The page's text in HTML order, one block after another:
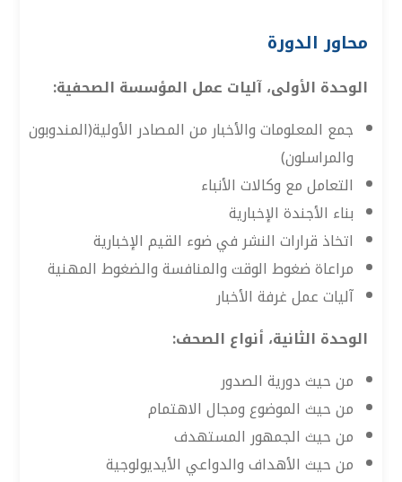
محاور الدورة
الوحدة الأولى، آليات عمل المؤسسة الصحفية:
جمع المعلومات والأخبار من المصادر الأولية(المندوبون
والمراسلون)
التعامل مع وكالات الأنباء
بناء الأجندة الإخبارية
اتخاذ قرارات النشر في ضوء القيم الإخبارية
مراعاة ضغوط الوقت والمنافسة والضغوط المهنية
آليات عمل غرفة الأخبار
الوحدة الثانية، أنواع الصحف:
من حيث دورية الصدور
من حيث الموضوع ومجال الاهتمام
من حيث الجمهور المستهدف
من حيث الأهداف والدواعي الأيديولوجية